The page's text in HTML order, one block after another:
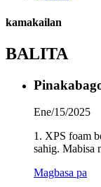
kamakailan
BALITA
Ene/15/2025
1. XPS foam
sahig. Mabisa
Magbasa pa